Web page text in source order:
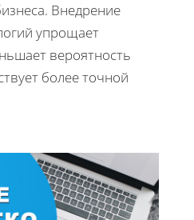
Внедрение
упрощает
вероятность
более точной